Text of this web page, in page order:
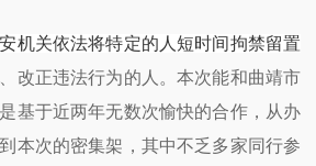
机关依法将特定的人短时间拘禁留置
改正违法行为的人。本次能和曲靖市
基于近两年无数次愉快的合作，从办
本次的密集架，其中不乏多家同行参